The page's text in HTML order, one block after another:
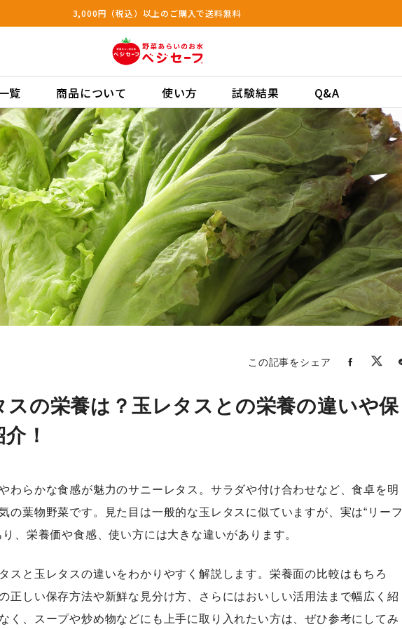
3,000円（税込）以上のご購入で送料無料
覧 商品について 使い方 試験結果 Q&A
この記事をシェア
スの栄養は？玉レタスとの栄養の違いや保
！
わらかな食感が魅力のサニーレタス。サラダや付け合わせなど、食卓を明
の葉物野菜です。見た目は一般的な玉レタスに似ていますが、実は“リーフ
、栄養価や食感、使い方には大きな違いがあります。
スと玉レタスの違いをわかりやすく解説します。栄養面の比較はもちろ
正しい保存方法や新鮮な見分け方、さらにはおいしい活用法まで幅広く紹
く、スープや炒め物などにも上手に取り入れたい方は、ぜひ参考にしてみ